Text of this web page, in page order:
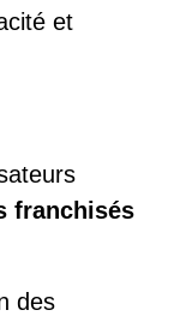
et
franchisés
des